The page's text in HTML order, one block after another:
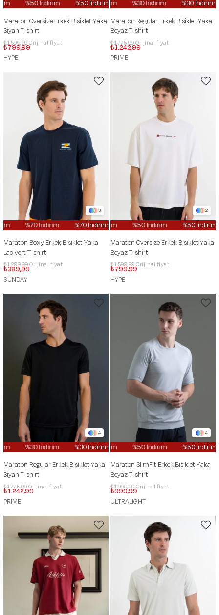
%50 İndirim %50 İndirim %50 İndirim %50 İndirim
Maraton Oversize Erkek Bisiklet Yaka
Siyah T-shirt
₺799,99
₺1.599,99
HYPE
%30 İndirim %30 İndirim
%30 İndirim
Maraton Regular Erkek Bisiklet Yaka
Beyaz T-shirt
₺1.242,99
₺1.775,99
PRIME
3
%70 İndirim %70 İndirim %70 İndirim %70 İndirim
Maraton Boxy Erkek Bisiklet Yaka
Lacivert T-shirt
₺389,99
₺1.299,99
SUNDAY
2
%50 İndirim %50 İndirim
%50 İndirim
Maraton Oversize Erkek Bisiklet Yaka
Beyaz T-shirt
₺799,99
₺1.599,99
HYPE
4
%30 İndirim %30 İndirim %30 İndirim %30 İndirim
Maraton Regular Erkek Bisiklet Yaka
Siyah T-shirt
₺1.242,99
₺1.775,99
PRIME
4
%50 İndirim %50 İndirim
%50 İndirim
Maraton SlimFit Erkek Bisiklet Yaka
Beyaz T-shirt
₺999,99
₺1.999,99
ULTRALIGHT